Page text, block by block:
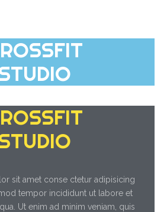
sit amet conse ctetur adipisicing
tempor incididunt ut labore et
Ut enim ad minim veniam, quis